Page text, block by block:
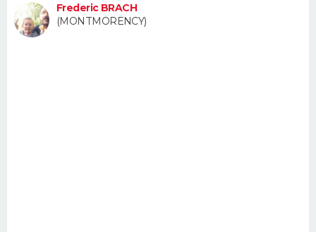
Frederic BRACH
(MONTMORENCY)